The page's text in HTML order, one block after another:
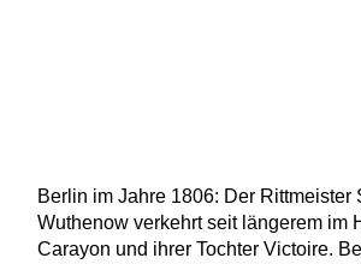
Berlin im Jahre 1806: Der Rittmeister
Wuthenow verkehrt seit längerem im
Carayon und ihrer Tochter Victoire.